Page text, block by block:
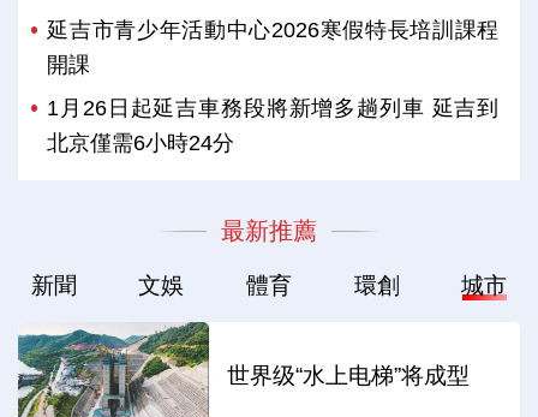
延吉市青少年活動中心2026寒假特長培訓課程
開課
1月26日起延吉車務段將新增多趟列車 延吉到
北京僅需6小時24分
最新推薦
新聞 文娛 體育 環創 城市
世界级“水上电梯”将成型